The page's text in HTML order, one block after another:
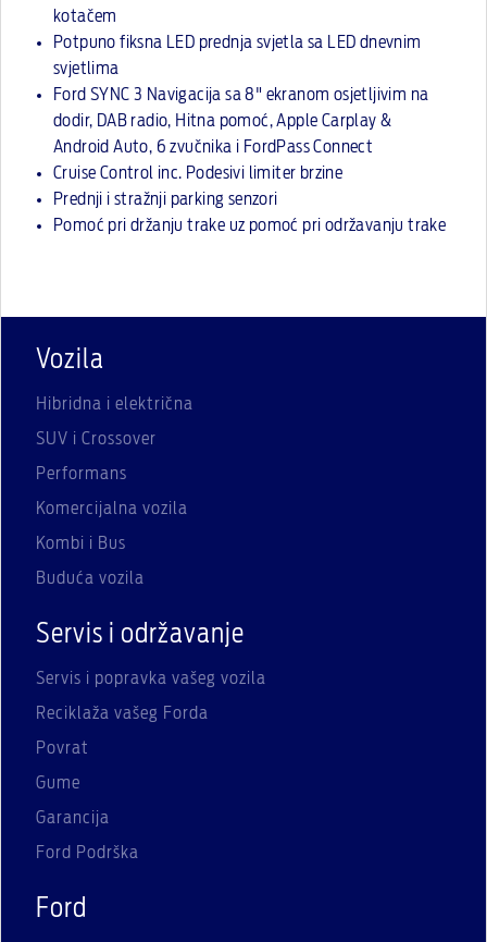
kotačem
Potpuno fiksna LED prednja svjetla sa LED dnevnim
svjetlima
Ford SYNC 3 Navigacija sa 8" ekranom osjetljivim na
dodir, DAB radio, Hitna pomoć, Apple Carplay &
Android Auto, 6 zvučnika i FordPass Connect
Cruise Control inc. Podesivi limiter brzine
Prednji i stražnji parking senzori
Pomoć pri držanju trake uz pomoć pri održavanju trake
Vozila
Hibridna i električna
SUV i Crossover
Performans
Komercijalna vozila
Kombi i Bus
Buduća vozila
Servis i održavanje
Servis i popravka vašeg vozila
Reciklaža vašeg Forda
Povrat
Gume
Garancija
Ford Podrška
Ford